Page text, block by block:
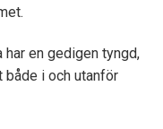
har en gedigen tyngd,
i och utanför